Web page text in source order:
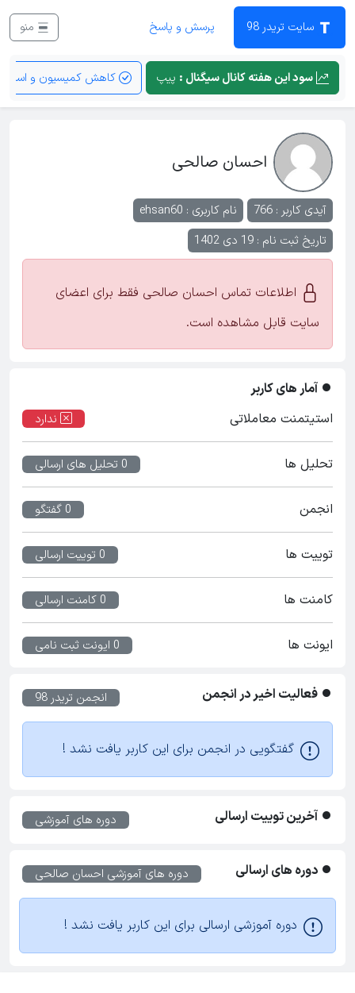
سایت تریدر 98 پرسش و پاسخ
سود این هفته کانال سیگنال : پیپ کاهش کمیسیون و اسپرد
احسان صالحی
آیدی کاربر : 766 نام کاربری : ehsan60
تاریخ ثبت نام : 19 دی 1402
اطلاعات تماس احسان صالحی فقط برای اعضای
سایت قابل مشاهده است.
آمار های کاربر
استیتمنت معاملاتی
ندارد
تحلیل ها 0 تحلیل های ارسالی
انجمن 0 گفتگو
توییت ها 0 توییت ارسالی
کامنت ها 0 کامنت ارسالی
ایونت ها 0 ایونت ثبت نامی
فعالیت اخیر در انجمن انجمن تریدر 98
گفتگویی در انجمن برای این کاربر یافت نشد !
آخرین توییت ارسالی دوره های آموزشی
دوره های ارسالی دوره های آموزشی احسان صالحی
دوره آموزشی ارسالی برای این کاربر یافت نشد !